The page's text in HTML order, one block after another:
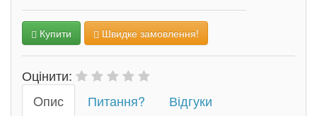
Купити Швидке замовлення!
Оцінити:
Oпис
Питання?
Відгуки